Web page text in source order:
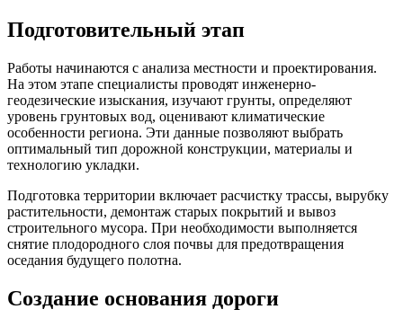
Подготовительный этап
Работы начинаются с анализа местности и проектирования.
На этом этапе специалисты проводят инженерно-
геодезические изыскания, изучают грунты, определяют
уровень грунтовых вод, оценивают климатические
особенности региона. Эти данные позволяют выбрать
оптимальный тип дорожной конструкции, материалы и
технологию укладки.
Подготовка территории включает расчистку трассы, вырубку
растительности, демонтаж старых покрытий и вывоз
строительного мусора. При необходимости выполняется
снятие плодородного слоя почвы для предотвращения
оседания будущего полотна.
Создание основания дороги